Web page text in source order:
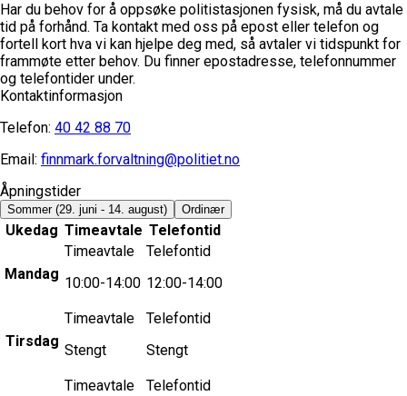
Har du behov for å oppsøke politistasjonen fysisk, må du avtale
tid på forhånd. Ta kontakt med oss på epost eller telefon og
fortell kort hva vi kan hjelpe deg med, så avtaler vi tidspunkt for
frammøte etter behov. Du finner epostadresse, telefonnummer
og telefontider under.
Kontaktinformasjon
Telefon: 40 42 88 70
Email: finnmark.forvaltning@politiet.no
Åpningstider
Sommer (29. juni - 14. august) Ordinær
Ukedag Timeavtale Telefontid
Mandag
Timeavtale
10:00-14:00
Telefontid
12:00-14:00
Tirsdag
Timeavtale
Stengt
Telefontid
Stengt
Timeavtale
Telefontid